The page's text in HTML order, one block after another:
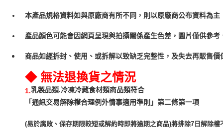
本產品規格資料如與原廠商有所不同，則以原廠商公布資料為主
產品顏色可能會因網頁呈現與拍攝關係產生色差，圖片僅供參
商品如經拆封、使用、或拆解以致缺乏完整性，及失去再販售
◆ 無法退換貨之情況
1.乳製品類.冷凍冷藏食材類商品類符合
「通訊交易解除權合理例外情事適用準則」第二條第一項
(易於腐敗、保存期限較短或解約時即將逾期之商品)將排除7日解除權